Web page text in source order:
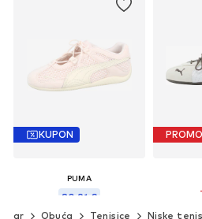
KUPON
PUMA
80,91 €
Posljednja najniža cijena:89,90 €
Obuća Tenisice Niske